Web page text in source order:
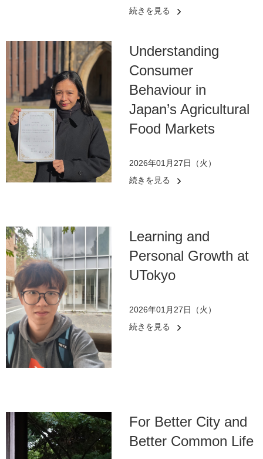
続きを見る
Understanding
Consumer
Behaviour in
Japan’s Agricultural
Food Markets
2026年01月27日（火）
続きを見る
Learning and
Personal Growth at
UTokyo
2026年01月27日（火）
続きを見る
For Better City and
Better Common Life